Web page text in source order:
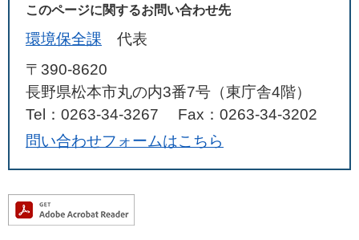
このページに関するお問い合わせ先
環境保全課
代表
〒390-8620
長野県松本市丸の内3番7号（東庁舎4階）
Tel：0263-34-3267
Fax：0263-34-3202
問い合わせフォームはこちら